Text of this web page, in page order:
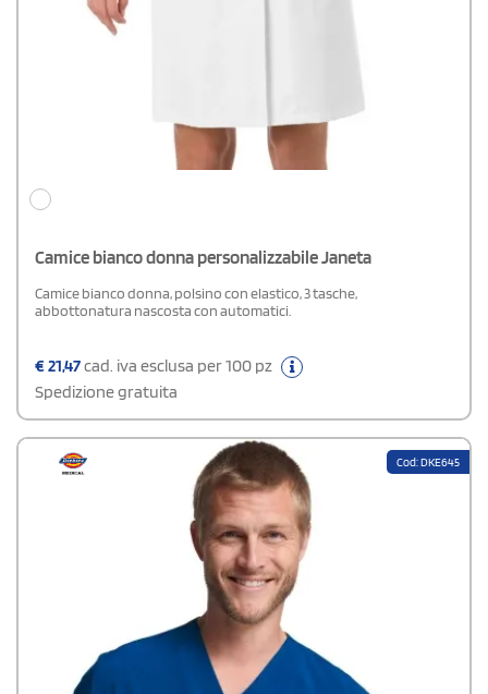
Camice bianco donna personalizzabile Janeta
Camice bianco donna, polsino con elastico, 3 tasche,
abbottonatura nascosta con automatici.
€21,47cad. iva esclusa per 100 pz
Spedizione gratuita
Cod: DKE645